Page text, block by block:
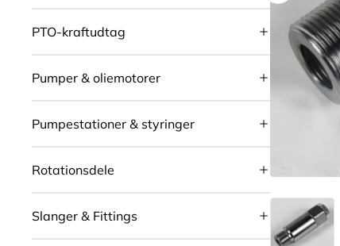
PTO-kraftudtag
Pumper & oliemotorer
Pumpestationer & styringer
Rotationsdele
Slanger & Fittings